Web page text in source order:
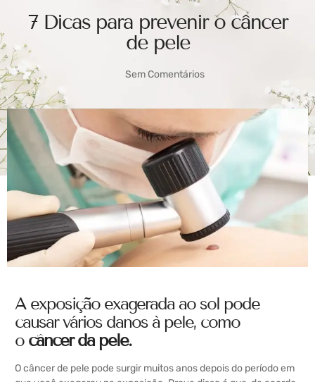
7 Dicas para prevenir o câncer
de pele
Sem Comentários
A exposição exagerada ao sol pode
causar vários danos à pele, como
o câncer da pele.
O câncer de pele pode surgir muitos anos depois do período em